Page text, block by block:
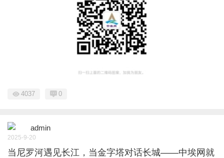
4037 0
admin
2025-9-20
当尼罗河遇见长江，当金字塔对话长城——‌中埃网‌就